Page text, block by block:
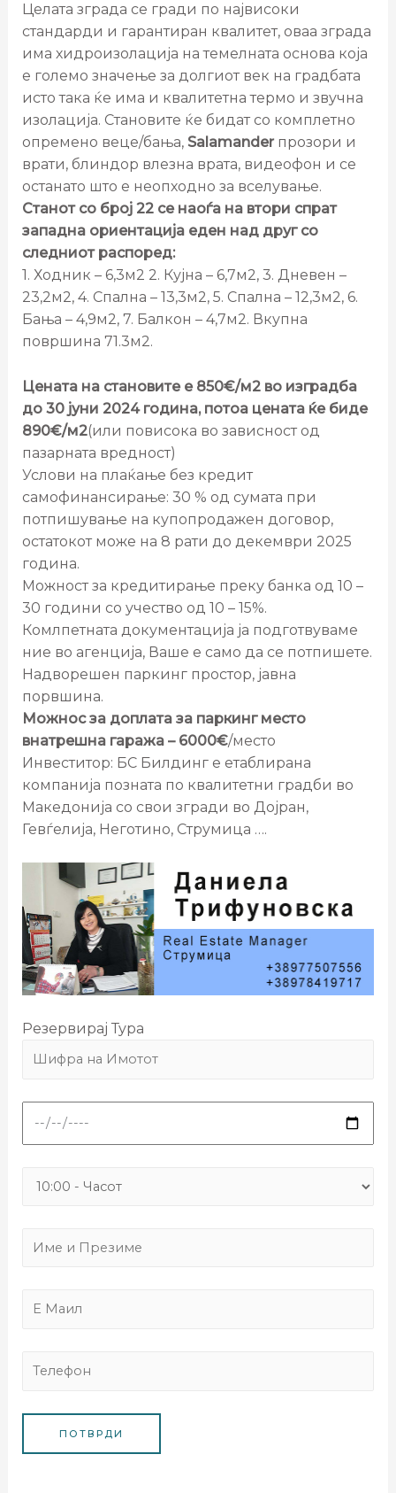
Целата зграда се гради по највисоки
стандарди и гарантиран квалитет, оваа зграда
има хидроизолација на темелната основа која
е големо значење за долгиот век на градбата
исто така ќе има и квалитетна термо и звучна
изолација. Становите ќе бидат со комплетно
опремено веце/бања, Salamanderпрозори и
врати, блиндор влезна врата, видеофон и се
останато што е неопходно за вселување.
Станот со број 22 се наоѓа на втори спрат
западна ориентација еден над друг со
следниот распоред:
1. Ходник – 6,3м2 2. Кујна – 6,7м2, 3. Дневен –
23,2м2, 4. Спална – 13,3м2, 5. Спална – 12,3м2, 6.
Бања – 4,9м2, 7. Балкон – 4,7м2. Вкупна
површина 71.3м2.
Цената на становите е 850€/м2 во изградба
до 30 јуни 2024 година, потоа цената ќе биде
890€/м2(или повисока во зависност од
пазарната вредност)
Услови на плаќање без кредит
самофинансирање: 30 % од сумата при
потпишување на купопродажен договор,
остатокот може на 8 рати до декември 2025
година.
Можност за кредитирање преку банка од 10 –
30 години со учество од 10 – 15%.
Комлпетната документација ја подготвуваме
ние во агенција, Ваше е само да се потпишете.
Надворешен паркинг простор, јавна
порвшина.
Можнос за доплата за паркинг место
внатрешна гаража – 6000€/место
Инвеститор: БС Билдинг е етаблирана
компанија позната по квалитетни градби во
Македонија со свои згради во Дојран,
Гевѓелија, Неготино, Струмица ….
Резервирај Тура